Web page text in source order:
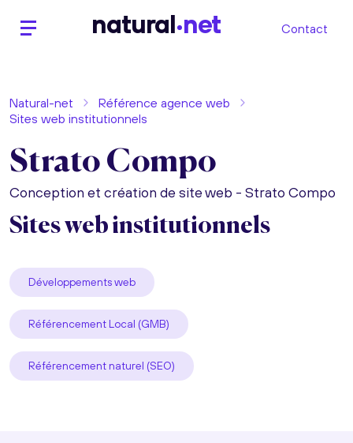
natural net Contact
Natural-net
Référence agence web
Sites web institutionnels
Strato Compo
Conception et création de site web - Strato Compo
Sites web institutionnels
Développements web
Référencement Local (GMB)
Référencement naturel (SEO)